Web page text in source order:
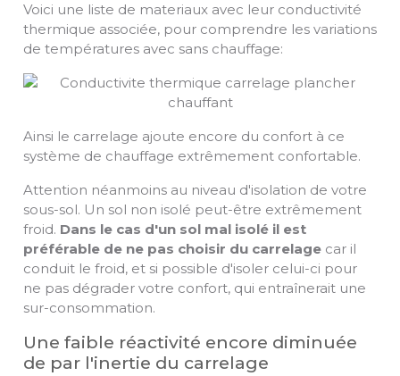
Voici une liste de materiaux avec leur conductivité
thermique associée, pour comprendre les variations
de températures avec sans chauffage:
Ainsi le carrelage ajoute encore du confort à ce
système de chauffage extrêmement confortable.
Attention néanmoins au niveau d'isolation de votre
sous-sol. Un sol non isolé peut-être extrêmement
froid. Dans le cas d'un sol mal isolé il est
préférable de ne pas choisir du carrelage car il
conduit le froid, et si possible d'isoler celui-ci pour
ne pas dégrader votre confort, qui entraînerait une
sur-consommation.
Une faible réactivité encore diminuée
de par l'inertie du carrelage